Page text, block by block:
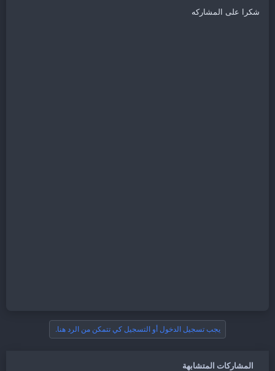
شكرا على المشاركه
يجب تسجيل الدخول أو التسجيل كي تتمكن من الرد هنا.
المشاركات المتشابهة